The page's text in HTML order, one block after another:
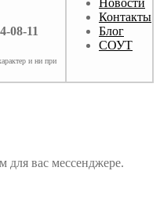
08-11
и ни при
Контакты
Блог
СОУТ
вас мессенджере.